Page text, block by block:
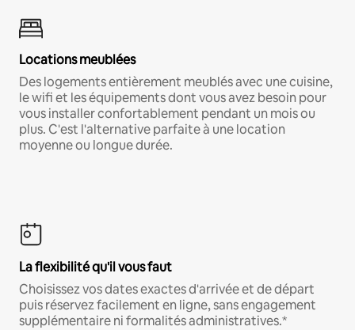
Locations meublées
Des logements entièrement meublés avec une cuisine,
le wifi et les équipements dont vous avez besoin pour
vous installer confortablement pendant un mois ou
plus. C'est l'alternative parfaite à une location
moyenne ou longue durée.
La flexibilité qu'il vous faut
Choisissez vos dates exactes d'arrivée et de départ
puis réservez facilement en ligne, sans engagement
supplémentaire ni formalités administratives.*